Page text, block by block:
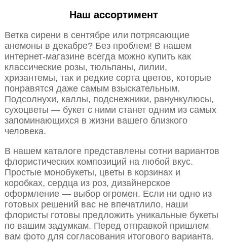
Наш ассортимент
Ветка сирени в сентябре или потрясающие
анемоны в декабре? Без проблем! В нашем
интернет-магазине всегда можно купить как
классические розы, тюльпаны, лилии,
хризантемы, так и редкие сорта цветов, которые
понравятся даже самым взыскательным.
Подсолнухи, каллы, подснежники, ранункулюсы,
сухоцветы — букет с ними станет одним из самых
запоминающихся в жизни вашего близкого
человека.
В нашем каталоге представлены сотни вариантов
флористических композиций на любой вкус.
Простые монобукеты, цветы в корзинах и
коробках, сердца из роз, дизайнерское
оформление — выбор огромен. Если ни одно из
готовых решений вас не впечатлило, наши
флористы готовы предложить уникальные букеты
по вашим задумкам. Перед отправкой пришлем
вам фото для согласования итогового варианта.